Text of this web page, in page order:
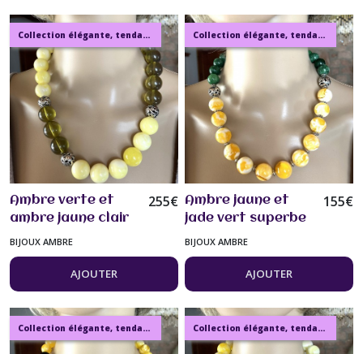
Collection élégante, tendance, moderne, de bijoux en ambre, pierre, perles.
Ambre verte et
ambre jaune clair
collier 53 cm
perles de 20mm
bijou femme
255€
BIJOUX AMBRE
AJOUTER
Collection élégante, tendance, moderne, de bijoux en ambre, pierre, perles.
Ambre jaune et
jade vert superbe
collier 49 cm
grosses perles de
16mm à la base
bijou femme
155€
BIJOUX AMBRE
AJOUTER
Collection élégante, tendance, moderne, de bijoux en ambre, pierre, perles. Collection élégante, tendance, moderne, de bijoux en ambre, pierre, perles.